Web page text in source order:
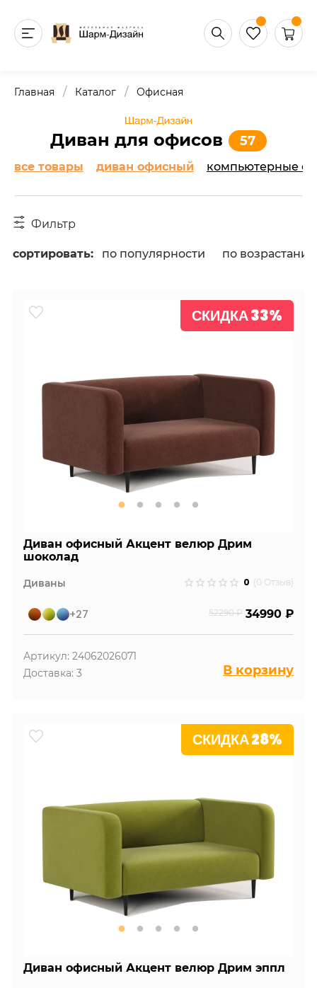
Главная / Каталог / Офисная
Диван для офисов 57
все товары диван офисный компьютерные
Фильтр
сортировать: по популярности по
СКИДКА 33%
Диван офисный Акцент велюр Дрим
шоколад
Диваны 0 (0 Отзыв)
+27 52290 ₽ 34990 ₽
Артикул: 24062026071
Доставка: 3
В корзину
СКИДКА 28%
Диван офисный Акцент велюр Дрим эппл